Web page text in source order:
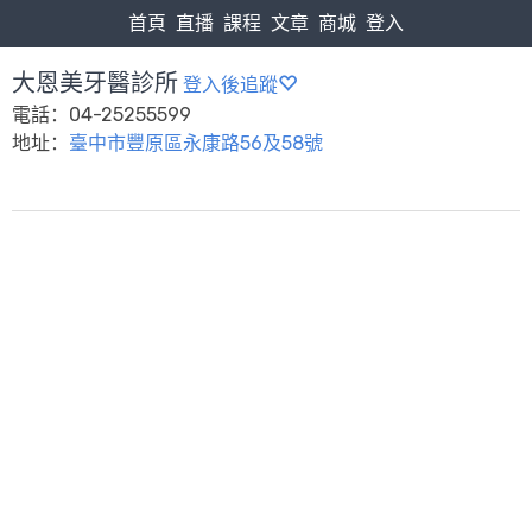
首頁 直播 課程 文章 商城 登入
大恩美牙醫診所 登入後追蹤
電話：04-25255599
地址： 臺中市豐原區永康路56及58號